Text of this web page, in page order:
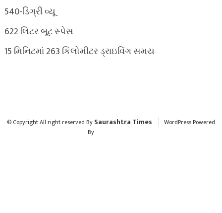
540-ડિગ્રી વ્યૂ
622 લિટર બૂટ સ્પેસ
15 મિનિટમાં 263 કિલોમીટર ડ્રાઇવિંગ સમય
© Copyright All right reserved By Saurashtra Times
WordPress Powered
By